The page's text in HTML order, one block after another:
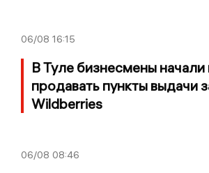
06/08 16:15
В Туле бизнесмены
продавать пункты выдачи
Wildberries
06/08 08:46